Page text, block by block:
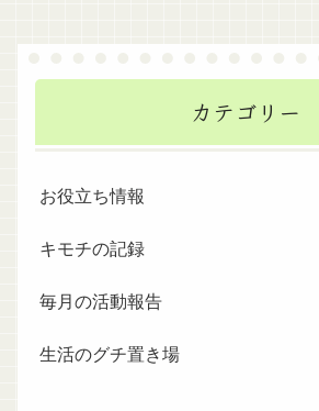
カテゴリー
お役立ち情報
キモチの記録
毎月の活動報告
生活のグチ置き場